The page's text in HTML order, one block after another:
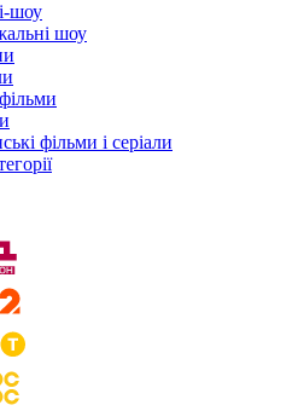
шоу
шоу
фільми і серіали